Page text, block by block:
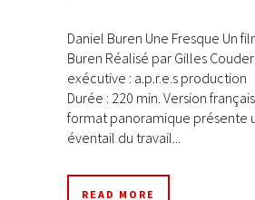
Daniel Buren Une Fresque Un
Buren Réalisé par Gilles
exécutive : a.p.r.e.s production
Durée : 220 min. Version
format panoramique présente
éventail du travail...
READ MORE